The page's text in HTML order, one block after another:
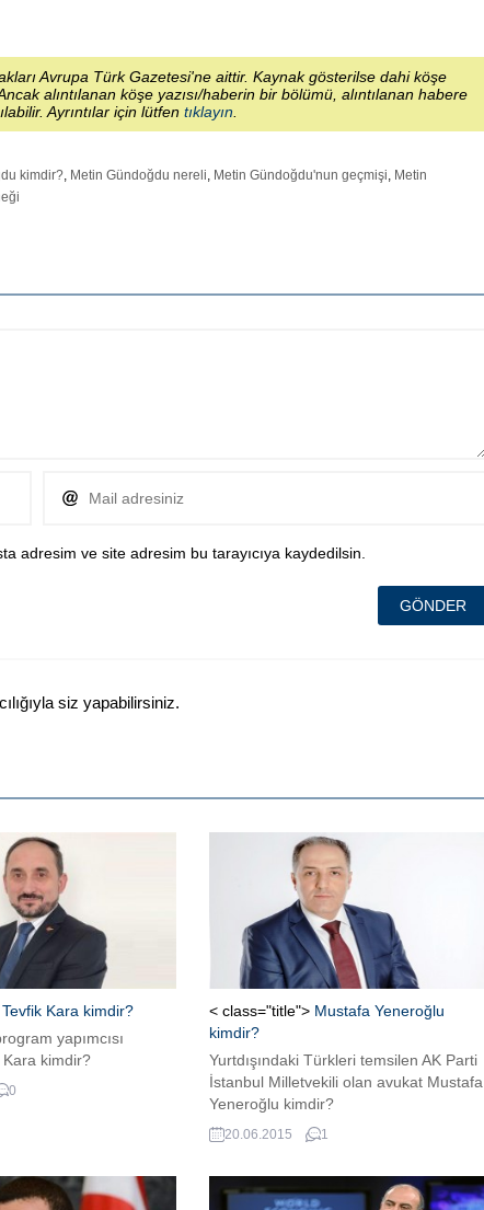
Avrupa Türk Gazetesi'ne aittir. Kaynak gösterilse dahi köşe
alıntılanan köşe yazısı/haberin bir bölümü, alıntılanan habere
Ayrıntılar için lütfen tıklayın
kimdir?, Metin Gündoğdu nereli, Metin Gündoğdu'nun geçmişi, Metin
adresim ve site adresim bu tarayıcıya kaydedilsin.
siz yapabilirsiniz.
Tevfik Kara kimdir?
yapımcısı
kimdir?
0
< class="title"> Mustafa Yeneroğlu
kimdir?
Yurtdışındaki Türkleri temsilen AK Parti
İstanbul Milletvekili olan avukat Mustafa
Yeneroğlu kimdir?
20.06.2015 1